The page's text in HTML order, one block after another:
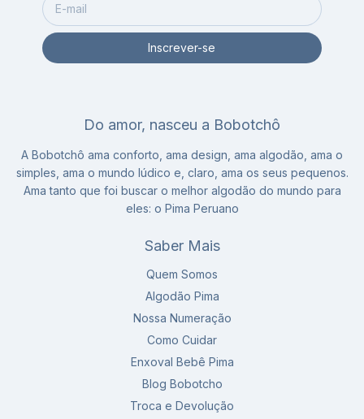
Do amor, nasceu a Bobotchô
A Bobotchô ama conforto, ama design, ama algodão, ama o
simples, ama o mundo lúdico e, claro, ama os seus pequenos.
Ama tanto que foi buscar o melhor algodão do mundo para
eles: o Pima Peruano
Saber Mais
Quem Somos
Algodão Pima
Nossa Numeração
Como Cuidar
Enxoval Bebê Pima
Blog Bobotcho
Troca e Devolução